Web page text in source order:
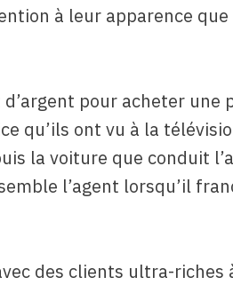
à leur apparence
pour acheter une
qu’ils ont vu à la
la voiture que conduit
l’agent lorsqu’il
des clients ultra-riches